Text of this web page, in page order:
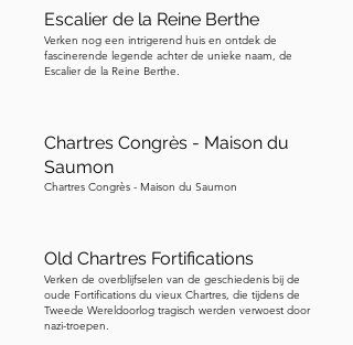
Tenslotte, laten we kijken naar het
hoofdgedeelte van het timpaan zelf.
Hier zie je de Maagd Maria op een
staan aan weerszijden, in bijstand.
Deze hele compositie wordt vaak
Wanneer Christus zittend op Maria's
schoot wordt getoond, wordt haar
lichaam symbolisch gezien als de
Escalier de la Reine Berthe
Verken nog een intrigerend huis en ontdek de
fascinerende legende achter de unieke naam, de
Escalier de la Reine Berthe.
Chartres Congrès - Maison du
Saumon
Chartres Congrès - Maison du Saumon
Old Chartres Fortifications
Verken de overblijfselen van de geschiedenis bij de
oude Fortifications du vieux Chartres, die tijdens de
Tweede Wereldoorlog tragisch werden verwoest door
nazi-troepen.